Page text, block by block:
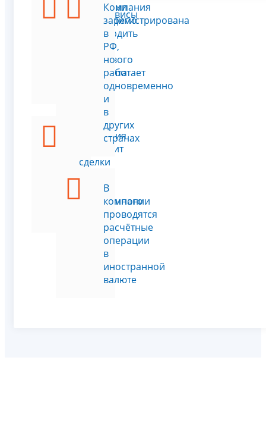
Компании
необходимо
подтвердить
статус
налогового
резидента
Компания
проводит
сделки
в
рамках
Таможенного
Союза
Компания
зарегистрирована
в
РФ,
но
работает
одновременно
и
в
других
странах
В
компании
проводятся
расчётные
операции
в
иностранной
валюте
Все сервисы